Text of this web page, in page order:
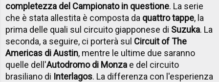
completezza del Campionato in questione. La serie
che è stata allestita è composta da quattro tappe, la
prima delle quali sul circuito giapponese di Suzuka. La
seconda, a seguire, ci porterà sul Circuit of The
Americas di Austin, mentre le ultime due saranno
quelle dell'Autodromo di Monza e del circuito
brasiliano di Interlagos. La differenza con l'esperienza